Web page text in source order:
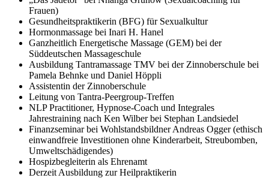
Frauen)
Gesundheitspraktikerin (BFG) für Sexualkultur
Hormonmassage bei Inari H. Hanel
Ganzheitlich Energetische Massage (GEM) bei der
Süddeutschen Massageschule
Ausbildung Tantramassage TMV bei der Zinnoberschule bei
Pamela Behnke und Daniel Höppli
Assistentin der Zinnoberschule
Leitung von Tantra-Peergroup-Treffen
NLP Practitioner, Hypnose-Coach und Integrales
Jahrestraining nach Ken Wilber bei Stephan Landsiedel
Finanzseminar bei Wohlstandsbildner Andreas Ogger (ethisch
einwandfreie Investitionen ohne Kinderarbeit, Streubomben,
Umweltschädigendes)
Hospizbegleiterin als Ehrenamt
Derzeit Ausbildung zur Heilpraktikerin